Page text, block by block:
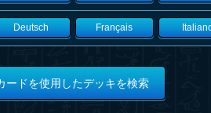
Deutsch Français
ードを使用したデッキを検索